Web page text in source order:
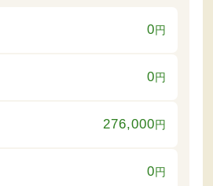
0円
0円
276,000円
0円